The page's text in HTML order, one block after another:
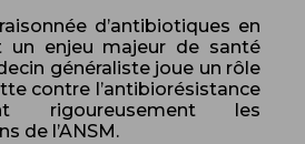
d’antibiotiques en
un enjeu majeur de santé
généraliste joue un rôle
contre l’antibiorésistance
rigoureusement les
de l’ANSM.